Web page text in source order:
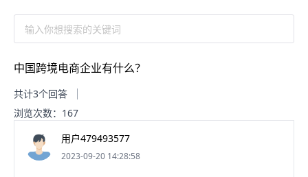
输入你想搜索的关键词
中国跨境电商企业有什么？
共计3个回答
浏览次数：167
用户479493577
2023-09-20 14:28:58